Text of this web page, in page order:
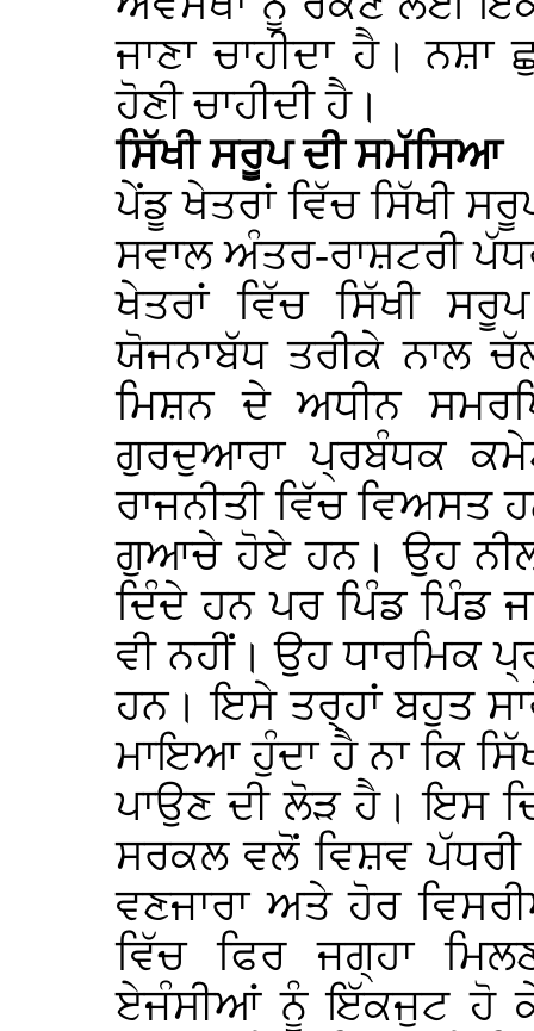
ਜਾਣਾ ਚਾਹੀਦਾ ਹੈ। ਨਸ਼ਾ
ਹੋਣੀ ਚਾਹੀਦੀ ਹੈ।
ਸਿੱਖੀ ਸਰੂਪ ਦੀ ਸਮੱਸਿਆ
ਪੇਂਡੂ ਖੇਤਰਾਂ ਵਿੱਚ ਸਿੱਖੀ
ਸਵਾਲ ਅੰਤਰ-ਰਾਸ਼ਟਰੀ
ਖੇਤਰਾਂ ਵਿੱਚ ਸਿੱਖੀ
ਯੋਜਨਾਬੱਧ ਤਰੀਕੇ ਨਾਲ
ਮਿਸ਼ਨ ਦੇ ਅਧੀਨ
ਗੁਰਦੁਆਰਾ ਪ੍ਰਬੰਧਕ
ਰਾਜਨੀਤੀ ਵਿੱਚ ਵਿਅਸਤ
ਗੁਆਚੇ ਹੋਏ ਹਨ। ਉਹ
ਦਿੰਦੇ ਹਨ ਪਰ ਪਿੰਡ ਪਿੰਡ
ਵੀ ਨਹੀਂ। ਉਹ ਧਾਰਮਿਕ
ਹਨ। ਇਸੇ ਤਰ੍ਹਾਂ ਬਹੁਤ
ਮਾਇਆ ਹੁੰਦਾ ਹੈ ਨਾ ਕਿ
ਪਾਉਣ ਦੀ ਲੋੜ ਹੈ। ਇਸ
ਸਰਕਲ ਵਲੋਂ ਵਿਸ਼ਵ ਪੱਧਰੀ
ਵਣਜਾਰਾ ਅਤੇ ਹੋਰ
ਵਿੱਚ ਫਿਰ ਜਗ੍ਹਾ
ਏਜੰਸੀਆਂ ਨੂੰ ਇੱਕਜੁਟ ਹੋ ਕੇ